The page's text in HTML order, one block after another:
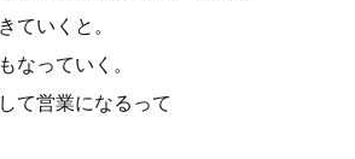
ていくと。
なっていく。
て営業になるって